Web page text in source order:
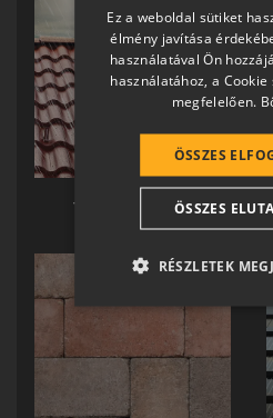
TERRÁN TETŐ
Ez a weboldal sütiket
élmény javítása
használatával Ön
használatához, a
megfelelően.
ÖSSZES
ÖSSZES
RÉSZLETEK